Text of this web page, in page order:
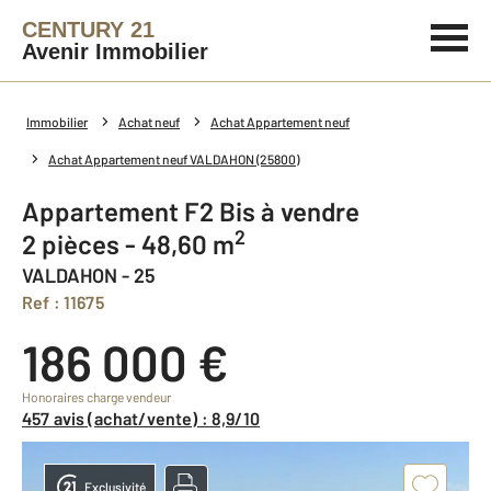
CENTURY 21
Avenir Immobilier
Immobilier Achat neuf Achat Appartement neuf
Achat Appartement neuf VALDAHON (25800)
Appartement F2 Bis à vendre
2 pièces - 48,60 m2
VALDAHON - 25
Ref : 11675
186 000 €
Honoraires charge vendeur
457 avis (achat/vente) : 8,9/10
Exclusivité